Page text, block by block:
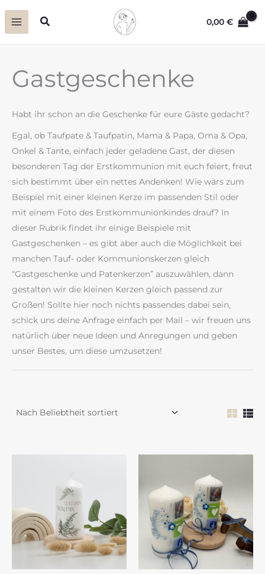
Inhalt
Suchen 0,00€
Gastgeschenke
Habt ihr schon an die Geschenke für eure Gäste gedacht?
Egal, ob Taufpate & Taufpatin, Mama & Papa, Oma & Opa,
Onkel & Tante, einfach jeder geladene Gast, der diesen
besonderen Tag der Erstkommunion mit euch feiert, freut
sich bestimmt über ein nettes Andenken! Wie wärs zum
Beispiel mit einer kleinen Kerze im passenden Stil oder
mit einem Foto des Erstkommunionkindes drauf? In
dieser Rubrik findet ihr einige Beispiele mit
Gastgeschenken – es gibt aber auch die Möglichkeit bei
manchen Tauf- oder Kommunionskerzen gleich
“Gastgeschenke und Patenkerzen” auszuwählen, dann
gestalten wir die kleinen Kerzen gleich passend zur
Großen! Sollte hier noch nichts passendes dabei sein,
schick uns deine Anfrage einfach per Mail – wir freuen uns
natürlich über neue Ideen und Anregungen und geben
unser Bestes, um diese umzusetzen!